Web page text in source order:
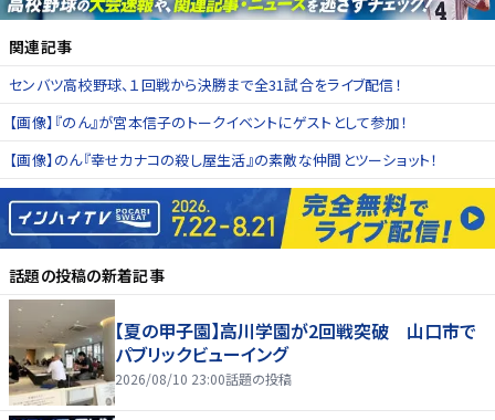
関連記事
センバツ高校野球、１回戦から決勝まで全31試合をライブ配信！
【画像】『のん』が宮本信子のトークイベントにゲストとして参加！
【画像】のん『幸せカナコの殺し屋生活』の素敵な仲間とツーショット！
話題の投稿の新着記事
【夏の甲子園】高川学園が2回戦突破 山口市で
パブリックビューイング
2026/08/10 23:00話題の投稿